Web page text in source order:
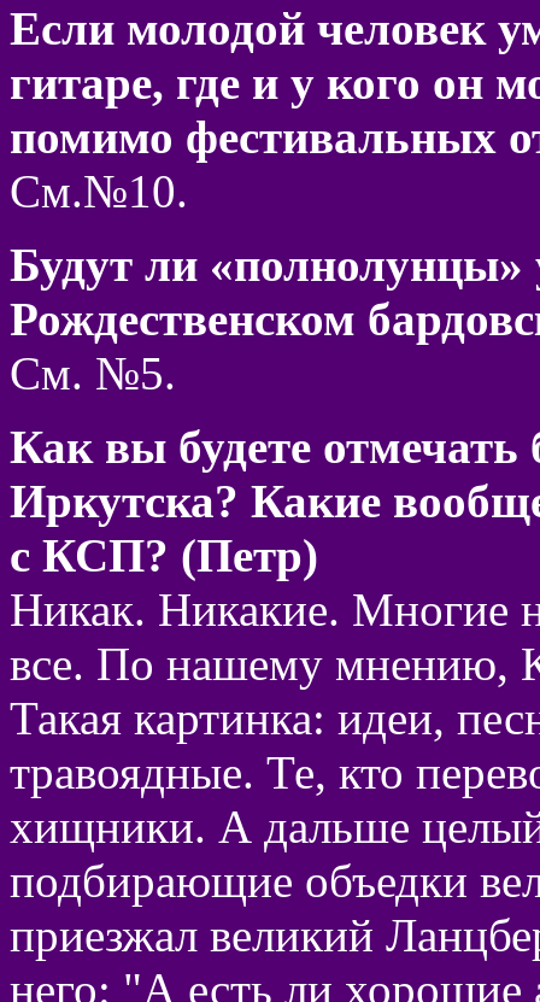
Если молодой человек
гитаре, где и у кого он
помимо фестивальных
См.№10.
Будут ли
Рождественском
См. №5.
Как вы будете
Иркутска? Какие
с КСП? (Петр)
Никак. Никакие. Многие
все. По нашему мнению,
Такая картинка: идеи,
травоядные. Те, кто
хищники. А дальше
подбирающие объедки
приезжал великий
него: "А есть ли